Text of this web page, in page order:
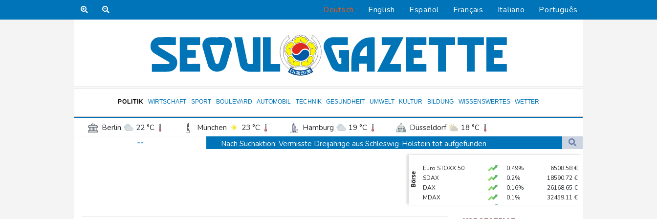
Deutsch English Español Français Italiano Português
POLITIK WIRTSCHAFT SPORT BOULEVARD AUTOMOBIL TECHNIK GESUNDHEIT UMWELT KULTUR BILDUNG WISSENSWERTES WETTER
Berlin 22 °C München 23 °C Hamburg 19 °C Düsseldorf
18 °C
Frankfurt am Main
Potsdam 23 °C Leipzig 25 °C Dortmund
Bremen
Wien
29 °C
--
Nach Suchaktion: Vermisste Dreijährige aus Schleswig-Holstein tot aufgefunden
Iran-Krieg: Trump weist Berichte über Munitionsknappheit zurück
DLRG: In diesem Jahr bereits mindestens 261 Badetote in Deutschland
Arbeiter stirbt in Niedersachsen durch umkippenden Bagger
Börse
Euro STOXX 50 0.49% 6508.58 €
SDAX
0.2% 18590.72 €
DAX
0.16% 26168.65 €
MDAX
0.1% 32459.11 €
Goldpreis
0.36%